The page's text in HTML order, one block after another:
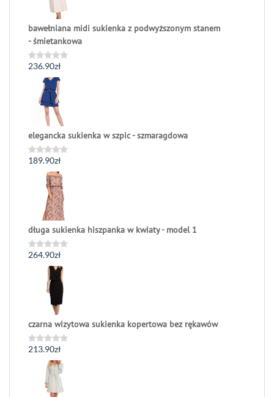
bawełniana midi sukienka z podwyższonym stanem
- śmietankowa
Oceniono
236.90zł
elegancka sukienka w szpic - szmaragdowa
Oceniono
189.90zł
długa sukienka hiszpanka w kwiaty - model 1
Oceniono
264.90zł
czarna wizytowa sukienka kopertowa bez rękawów
Oceniono
213.90zł